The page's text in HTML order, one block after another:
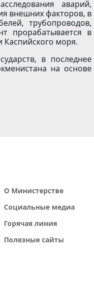
аварий,
внешних факторов, в
трубопроводов,
прорабатывается в
Каспийского моря.
в последнее
на основе
О Министерстве
Социальные медиа
Горячая линия
Полезные сайты